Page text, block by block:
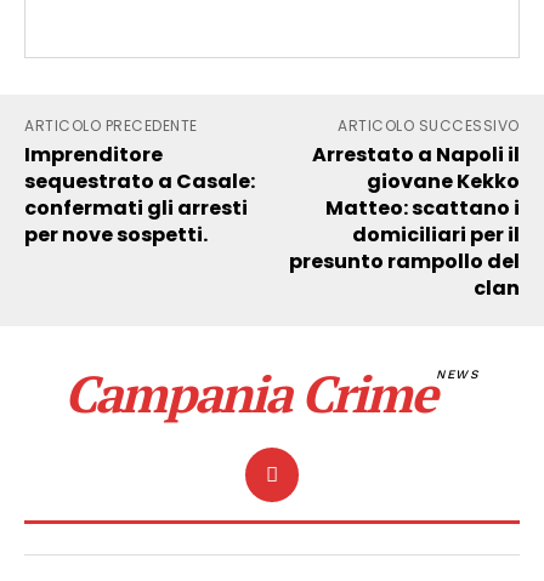
ARTICOLO PRECEDENTE
Imprenditore
sequestrato a Casale:
confermati gli arresti
per nove sospetti.
ARTICOLO SUCCESSIVO
Arrestato a Napoli il
giovane Kekko
Matteo: scattano i
domiciliari per il
presunto rampollo del
clan
Campania CrimeNEWS